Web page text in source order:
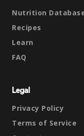
Nutrition
Recipes
Learn
FAQ
Legal
Privacy Policy
Terms of Service